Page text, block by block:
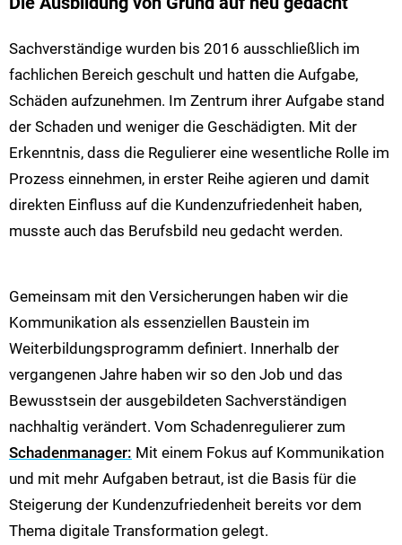
Sachverständige wurden bis 2016 ausschließlich im
fachlichen Bereich geschult und hatten die Aufgabe,
Schäden aufzunehmen. Im Zentrum ihrer Aufgabe stand
der Schaden und weniger die Geschädigten. Mit der
Erkenntnis, dass die Regulierer eine wesentliche Rolle im
Prozess einnehmen, in erster Reihe agieren und damit
direkten Einfluss auf die Kundenzufriedenheit haben,
musste auch das Berufsbild neu gedacht werden.
Gemeinsam mit den Versicherungen haben wir die
Kommunikation als essenziellen Baustein im
Weiterbildungsprogramm definiert. Innerhalb der
vergangenen Jahre haben wir so den Job und das
Bewusstsein der ausgebildeten Sachverständigen
nachhaltig verändert. Vom Schadenregulierer zum
Schadenmanager: Mit einem Fokus auf Kommunikation
und mit mehr Aufgaben betraut, ist die Basis für die
Steigerung der Kundenzufriedenheit bereits vor dem
Thema digitale Transformation gelegt.